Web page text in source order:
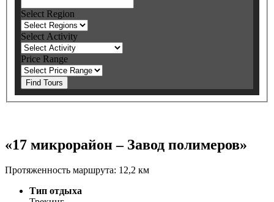
Select Region
Select Activity
Price Range
Find Tours
«17 микрорайон – Завод полимеров»
Протяженность маршрута: 12,2 км
Тип отдыха